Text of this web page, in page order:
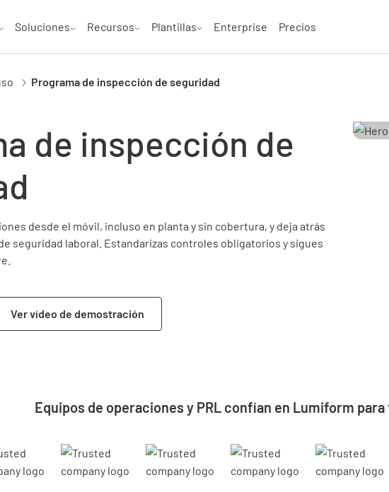
Soluciones Recursos Plantillas Enterprise Precios
Programa de inspección de seguridad
de inspección de
desde el móvil, incluso en planta y sin cobertura, y deja atrás
seguridad laboral. Estandarizas controles obligatorios y sigues
Ver vídeo de demostración
Equipos de operaciones y PRL confían en Lumiform